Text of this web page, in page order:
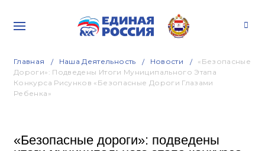
Главная Наша Деятельность Новости
«Безопасные
Дороги»: Подведены Итоги Муниципального Этапа
Конкурса Рисунков «Безопасные Дороги Глазами
Ребенка»
«Безопасные дороги»: подведены